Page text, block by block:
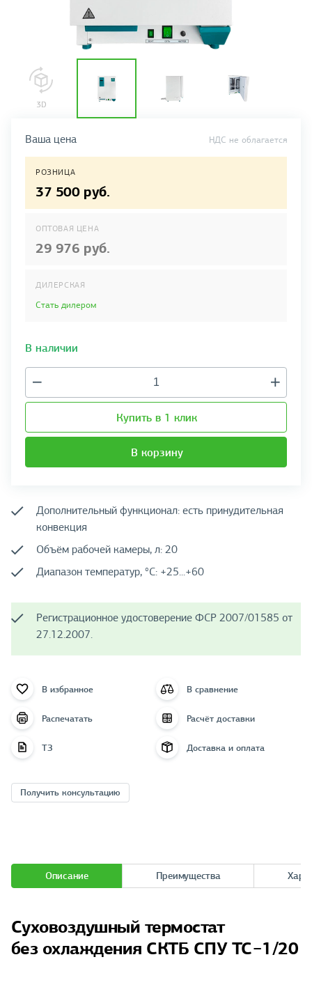
Ваша цена НДС не облагается
РОЗНИЦА
37 500 руб.
ОПТОВАЯ ЦЕНА
29 976 руб.
ДИЛЕРСКАЯ
Стать дилером
В наличии
Купить в 1 клик
В корзину
Дополнительный функционал: есть принудительная
конвекция
Объём рабочей камеры, л: 20
Диапазон температур, °C: +25...+60
Регистрационное удостоверение ФСР 2007/01585 от
27.12.2007.
В избранное В сравнение
Распечатать Расчёт доставки
ТЗ Доставка и оплата
Получить консультацию
Описание Преимущества
Суховоздушный термостат
без охлаждения СКТБ СПУ ТС−1/20